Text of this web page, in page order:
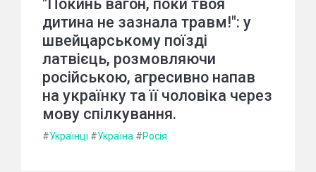
"Покинь вагон, поки твоя
дитина не зазнала травм!": у
швейцарському поїзді
латвієць, розмовляючи
російською, агресивно напав
на українку та її чоловіка через
мову спілкування.
#Українці #Україна #Росія